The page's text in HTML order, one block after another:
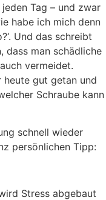
Tag – und zwar
habe ich mich denn
Und das schreibt
dass man schädliche
vermeidet.
heute gut getan und
Schraube kann
schnell wieder
persönlichen Tipp:
Stress abgebaut